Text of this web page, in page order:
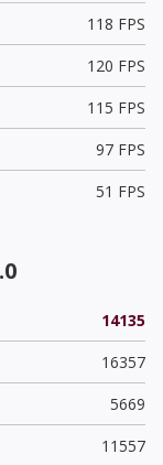
118 FPS
120 FPS
115 FPS
97 FPS
51 FPS
14135
16357
5669
11557